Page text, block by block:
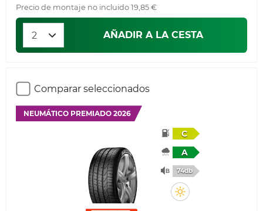
Precio de montaje no incluido 19,85 €
AÑADIR A LA CESTA
Comparar seleccionados
NEUMÁTICO PREMIADO 2026
C
A
74db